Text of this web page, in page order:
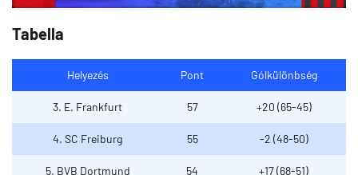
Tabella
Helyezés Pont Gólkülönbség
3. E. Frankfurt 57 +20 (65-45)
4. SC Freiburg 55 -2 (48-50)
5. BVB Dortmund 54 +17 (68-51)